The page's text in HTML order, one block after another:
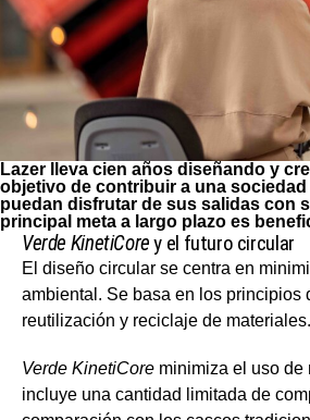
Lazer lleva cien años diseñando y
objetivo de contribuir a una
puedan disfrutar de sus salidas con
principal meta a largo plazo es
Verde KinetiCorey el futuro circular
El diseño circular se centra en
ambiental. Se basa en los principios
reutilización y reciclaje de materiales.
Verde KinetiCore minimiza el uso de
incluye una cantidad limitada de